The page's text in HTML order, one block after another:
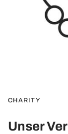
CHARITY
Unser